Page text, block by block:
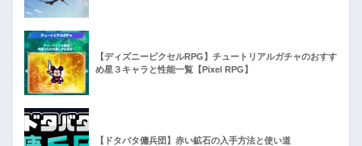
【ディズニーピクセルRPG】チュートリアルガチャのおすす
め星３キャラと性能一覧【Pixel RPG】
【ドタバタ傭兵団】赤い鉱石の入手方法と使い道